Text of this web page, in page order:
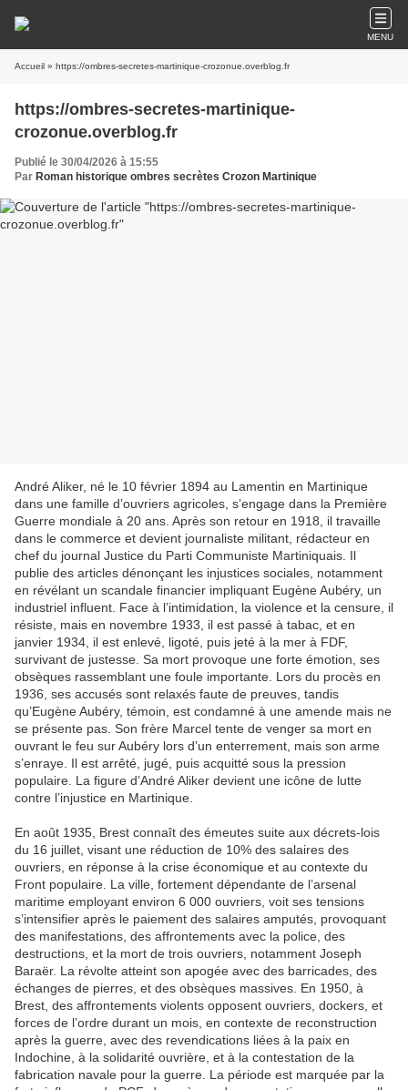
MENU
Accueil » https://ombres-secretes-martinique-crozonue.overblog.fr
https://ombres-secretes-martinique-
crozonue.overblog.fr
Publié le 30/04/2026 à 15:55
Par Roman historique ombres secrètes Crozon Martinique
André Aliker, né le 10 février 1894 au Lamentin en Martinique
dans une famille d’ouvriers agricoles, s’engage dans la Première
Guerre mondiale à 20 ans. Après son retour en 1918, il travaille
dans le commerce et devient journaliste militant, rédacteur en
chef du journal Justice du Parti Communiste Martiniquais. Il
publie des articles dénonçant les injustices sociales, notamment
en révélant un scandale financier impliquant Eugène Aubéry, un
industriel influent. Face à l’intimidation, la violence et la censure, il
résiste, mais en novembre 1933, il est passé à tabac, et en
janvier 1934, il est enlevé, ligoté, puis jeté à la mer à FDF,
survivant de justesse. Sa mort provoque une forte émotion, ses
obsèques rassemblant une foule importante. Lors du procès en
1936, ses accusés sont relaxés faute de preuves, tandis
qu’Eugène Aubéry, témoin, est condamné à une amende mais ne
se présente pas. Son frère Marcel tente de venger sa mort en
ouvrant le feu sur Aubéry lors d’un enterrement, mais son arme
s’enraye. Il est arrêté, jugé, puis acquitté sous la pression
populaire. La figure d’André Aliker devient une icône de lutte
contre l’injustice en Martinique.
En août 1935, Brest connaît des émeutes suite aux décrets-lois
du 16 juillet, visant une réduction de 10% des salaires des
ouvriers, en réponse à la crise économique et au contexte du
Front populaire. La ville, fortement dépendante de l’arsenal
maritime employant environ 6 000 ouvriers, voit ses tensions
s’intensifier après le paiement des salaires amputés, provoquant
des manifestations, des affrontements avec la police, des
destructions, et la mort de trois ouvriers, notamment Joseph
Baraër. La révolte atteint son apogée avec des barricades, des
échanges de pierres, et des obsèques massives. En 1950, à
Brest, des affrontements violents opposent ouvriers, dockers, et
forces de l’ordre durant un mois, en contexte de reconstruction
après la guerre, avec des revendications liées à la paix en
Indochine, à la solidarité ouvrière, et à la contestation de la
fabrication navale pour la guerre. La période est marquée par la